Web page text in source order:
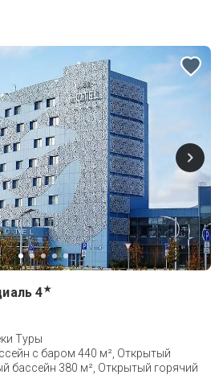
4★
Туры
с баром 440 м², Открытый
бассейн 380 м², Открытый горячий